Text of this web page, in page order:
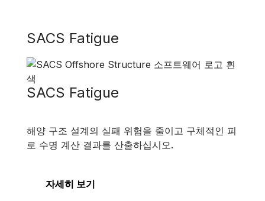
SACS Fatigue
SACS Fatigue
해양 구조 설계의 실패 위험을 줄이고 구체적인 피
로 수명 계산 결과를 산출하십시오.
자세히 보기